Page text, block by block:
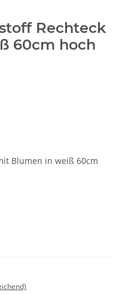
Rechteck
60cm hoch
Blumen in weiß 60cm